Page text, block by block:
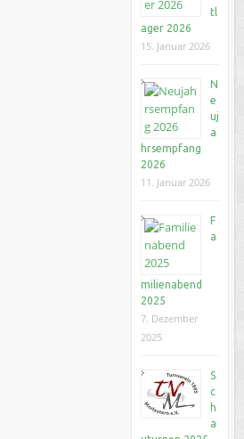
tl
ager 2026
15. Januar 2026
N
e
uj
a
hrsempfang
2026
11. Januar 2026
F
a
milienabend
2025
7. Dezember
2025
S
c
h
a